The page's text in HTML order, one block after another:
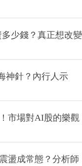
多少錢？真正想改變
神針？內行人示
市場對AI股的樂觀
盪成常態？分析師